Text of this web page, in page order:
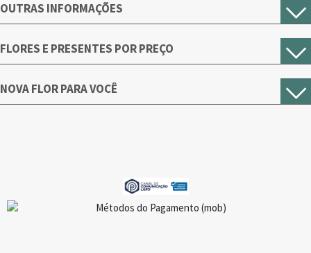
OUTRAS INFORMAÇÕES
FLORES E PRESENTES POR PREÇO
NOVA FLOR PARA VOCÊ